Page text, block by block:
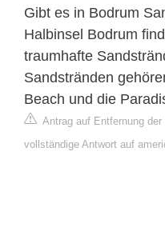
Gibt es in Bodrum
Halbinsel Bodrum
traumhafte
Sandstränden
Beach und die
Antrag auf Entfernung der
vollständige Antwort auf